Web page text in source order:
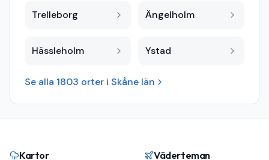
Trelleborg Ängelholm
Hässleholm Ystad
Se alla 1803 orter i Skåne län
Kartor Väderteman